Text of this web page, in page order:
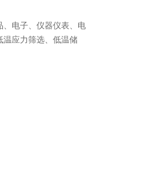
、电子、仪器仪表、电
温应力筛选、低温储